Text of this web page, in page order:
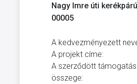
Nagy Imre úti
00005
A kedvezményezett
A projekt címe:
A szerződött támogatás
összege: